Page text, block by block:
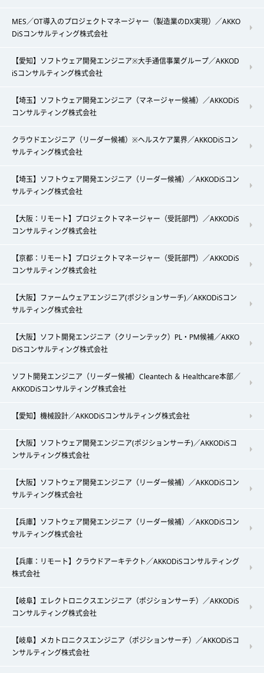
MES／OT導入のプロジェクトマネージャー（製造業のDX実現）／AKKO
DiSコンサルティング株式会社
【愛知】ソフトウェア開発エンジニア※大手通信事業グループ／AKKOD
iSコンサルティング株式会社
【埼玉】ソフトウェア開発エンジニア（マネージャー候補）／AKKODiS
コンサルティング株式会社
クラウドエンジニア（リーダー候補）※ヘルスケア業界／AKKODiSコン
サルティング株式会社
【埼玉】ソフトウェア開発エンジニア（リーダー候補）／AKKODiSコン
サルティング株式会社
【大阪：リモート】プロジェクトマネージャー（受託部門）／AKKODiS
コンサルティング株式会社
【京都：リモート】プロジェクトマネージャー（受託部門）／AKKODiS
コンサルティング株式会社
【大阪】ファームウェアエンジニア(ポジションサーチ)／AKKODiSコン
サルティング株式会社
【大阪】ソフト開発エンジニア（クリーンテック）PL・PM候補／AKKO
DiSコンサルティング株式会社
ソフト開発エンジニア（リーダー候補）Cleantech ＆ Healthcare本部／
AKKODiSコンサルティング株式会社
【愛知】機械設計／AKKODiSコンサルティング株式会社
【大阪】ソフトウェア開発エンジニア(ポジションサーチ)／AKKODiSコ
ンサルティング株式会社
【大阪】ソフトウェア開発エンジニア（リーダー候補）／AKKODiSコン
サルティング株式会社
【兵庫】ソフトウェア開発エンジニア（リーダー候補）／AKKODiSコン
サルティング株式会社
【兵庫：リモート】クラウドアーキテクト／AKKODiSコンサルティング
株式会社
【岐阜】エレクトロニクスエンジニア（ポジションサーチ）／AKKODiS
コンサルティング株式会社
【岐阜】メカトロニクスエンジニア（ポジションサーチ）／AKKODiSコ
ンサルティング株式会社